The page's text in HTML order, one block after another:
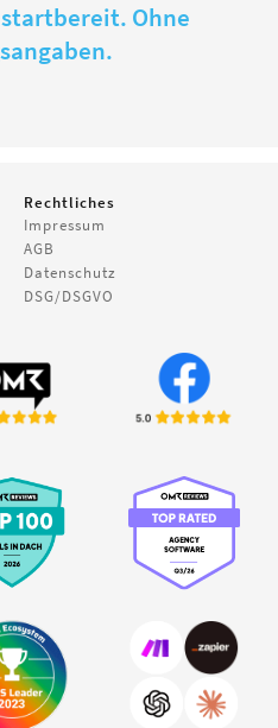
Ohne
Rechtliches
Impressum
AGB
Datenschutz
DSG/DSGVO